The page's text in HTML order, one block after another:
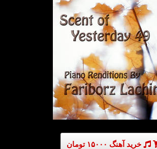
خرید آهنگ ۱۵۰۰۰ تومان